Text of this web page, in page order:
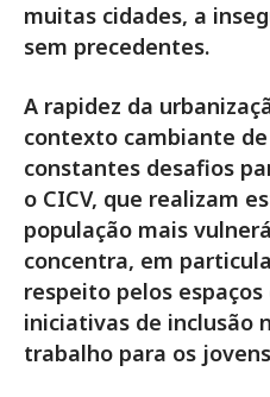
muitas cidades, a
sem precedentes.
A rapidez da
contexto cambiante
constantes desafios
o CICV, que realizam
população mais
concentra, em
respeito pelos
iniciativas de inclusão
trabalho para os